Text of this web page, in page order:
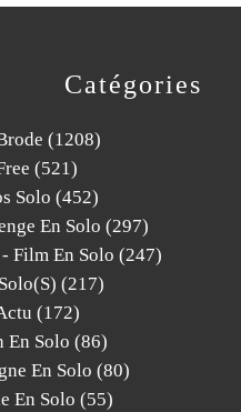
Catégories
(1208)
(521)
Solo (452)
En Solo (297)
Film En Solo (247)
(217)
(172)
En Solo (86)
En Solo (80)
En Solo (55)